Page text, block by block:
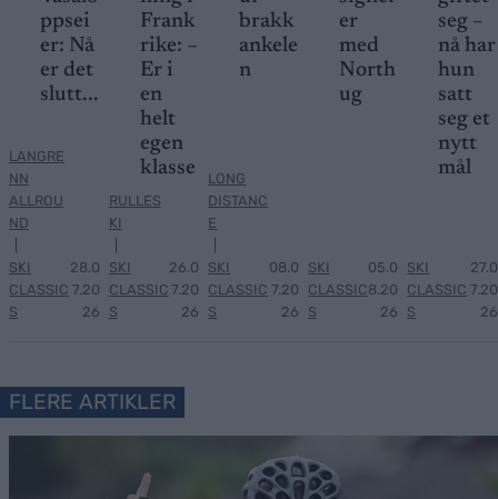
ppsei
er: Nå
er det
slutt...
LANGRE
NN
ALLROU
ND
SKI
CLASSIC
S
28.0
7.20
26
Frank
rike: –
Er i
en
helt
egen
klasse
RULLES
KI
SKI
CLASSIC
S
26.0
7.20
26
brakk
ankele
n
LONG
DISTANC
E
SKI
CLASSIC
S
08.0
7.20
26
er
med
North
ug
SKI
CLASSIC
S
05.0
8.20
26
seg –
nå har
hun
satt
seg et
nytt
mål
SKI
CLASSIC
S
27.0
7.20
26
FLERE ARTIKLER